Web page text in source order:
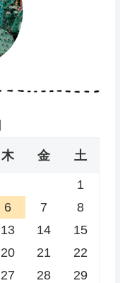
木 金 土
1
6 7
8
13 14
15
20 21
22
27 28
29